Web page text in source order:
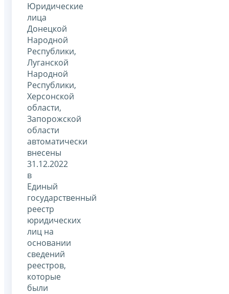
Юридические
лица
Донецкой
Народной
Республики,
Луганской
Народной
Республики,
Херсонской
области,
Запорожской
области
автоматически
внесены
31.12.2022
в
Единый
государственный
реестр
юридических
лиц на
основании
сведений
реестров,
которые
были